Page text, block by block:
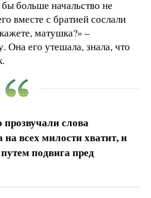
больше начальство не
вместе с братией сослали
матушка?» –
его утешала, знала, что
слова
всех милости хватит, и
подвига пред